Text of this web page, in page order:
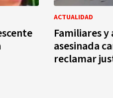
ACTUALIDAD
Familiares
asesinada
reclamar